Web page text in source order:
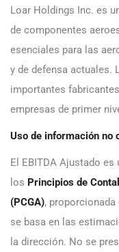
Loar Holdings Inc. es
de componentes
esenciales para las
y de defensa actuales.
importantes
empresas de primer
Uso de información no
El EBITDA Ajustado
los Principios de
(PCGA),
se basa en las
la dirección. No se